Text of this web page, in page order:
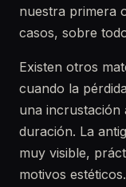
nuestra primera
casos, sobre
Existen otros
cuando la
una incrustación
duración. La
muy visible,
motivos